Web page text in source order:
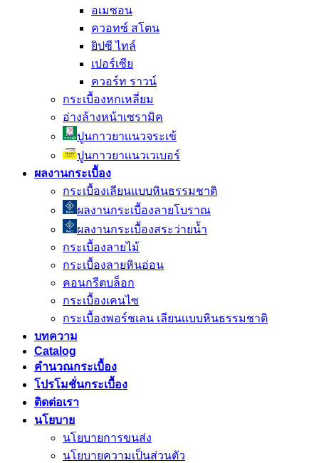
อเมซอน
ควอทซ์ สโตน
ยิปซี ไทล์
เปอร์เซีย
ควอร์ท ราวน์
กระเบื้องหกเหลี่ยม
อ่างล้างหน้าเซรามิค
ปูนกาวยาเเนวจระเข้
ปูนกาวยาเเนวเวเบอร์
ผลงานกระเบื้อง
กระเบื้องเลียนแบบหินธรรมชาติ
ผลงานกระเบื้องลายโบราณ
ผลงานกระเบื้องสระว่ายนํ้า
กระเบื้องลายไม้
กระเบื้องลายหินอ่อน
คอนกรีตบล็อก
กระเบื้องเคนไซ
กระเบื้องพอร์ชเลน เลียนเเบบหินธรรมชาติ
บทความ
Catalog
คำนวณกระเบื้อง
โปรโมชั่นกระเบื้อง
ติดต่อเรา
นโยบาย
นโยบายการขนส่ง
นโยบายความเป็นส่วนตัว